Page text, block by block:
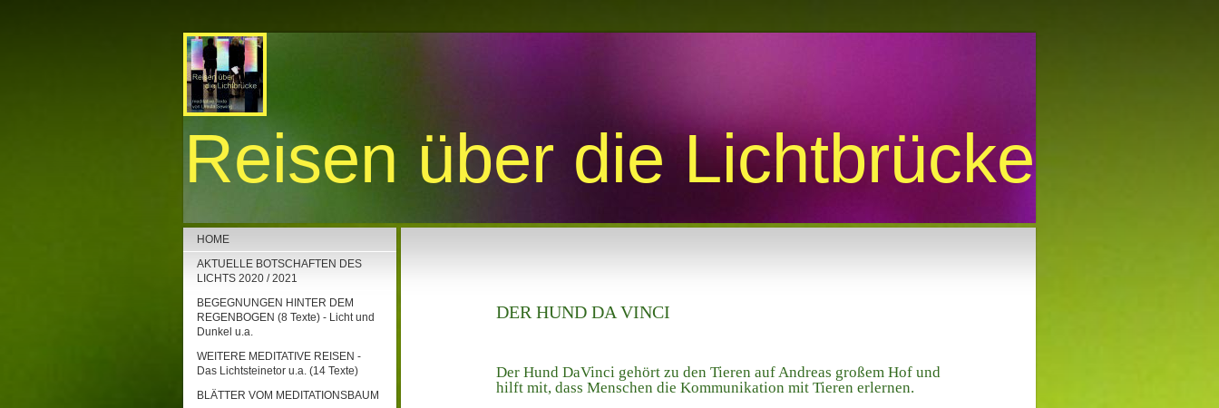
Reisen über die Lichtbrücke
HOME
AKTUELLE BOTSCHAFTEN DES
LICHTS 2020 / 2021
BEGEGNUNGEN HINTER DEM
REGENBOGEN (8 Texte) - Licht und
Dunkel u.a.
WEITERE MEDITATIVE REISEN -
Das Lichtsteinetor u.a. (14 Texte)
BLÄTTER VOM MEDITATIONSBAUM
DER HUND DA VINCI
Der Hund DaVinci gehört zu den Tieren auf Andreas großem Hof und
hilft mit, dass Menschen die Kommunikation mit Tieren erlernen.